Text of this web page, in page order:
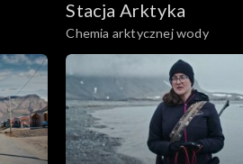
Stacja Arktyka
Chemia arktycznej wody